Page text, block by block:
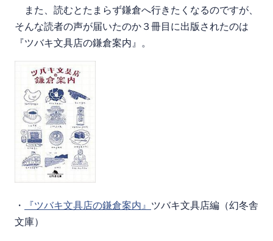
また、読むとたまらず鎌倉へ行きたくなるのですが、
そんな読者の声が届いたのか３冊目に出版されたのは
『ツバキ文具店の鎌倉案内』。
・ 『ツバキ文具店の鎌倉案内』 ツバキ文具店編（幻冬舎
文庫）